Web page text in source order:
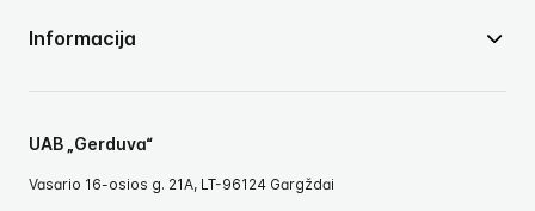
UAB „Gerduva“
Vasario 16-osios g. 21A, LT-96124 Gargždai
Informacija